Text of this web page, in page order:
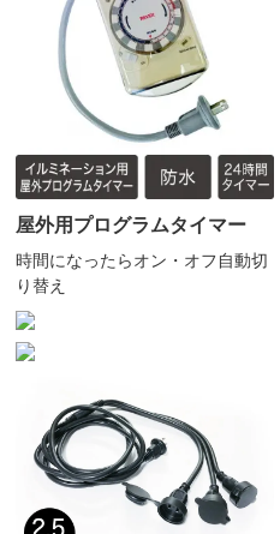
屋外用プログラムタイマー
時間になったらオン・オフ自動切
り替え